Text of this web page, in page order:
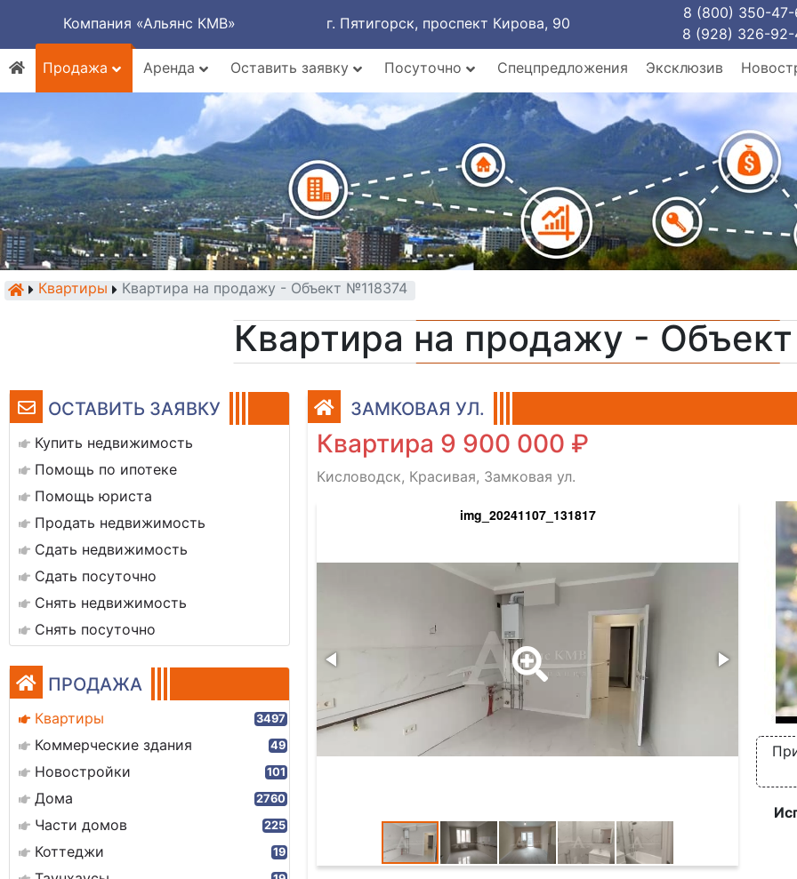
Компания «Альянс КМВ» г. Пятигорск, проспект Кирова, 90
8 (800) 350-
8 (928) 326-
Продажа
Аренда Оставить заявку Посуточно Спецпредложения Эксклюзив
Квартиры Квартира на продажу - Объект №118374
Квартира на продажу -
ОСТАВИТЬ ЗАЯВКУ
Купить недвижимость
Помощь по ипотеке
Помощь юриста
Продать недвижимость
Сдать недвижимость
Сдать посуточно
Снять недвижимость
Снять посуточно
ПРОДАЖА
Квартиры 3497
Коммерческие здания 49
Новостройки 101
Дома 2760
Части домов 225
Коттеджи 19
ЗАМКОВАЯ УЛ.
Квартира 9 900 000 ₽
Кисловодск, Красивая, Замковая ул.
img_20241107_131817
img_20241107_131835